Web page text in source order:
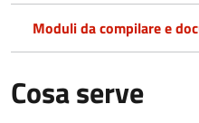
Moduli da compilare e
Cosa serve